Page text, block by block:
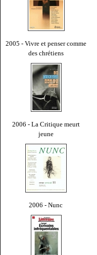
2005 - Vivre et penser comme
des chrétiens
2006 - La Critique meurt
jeune
2006 - Nunc